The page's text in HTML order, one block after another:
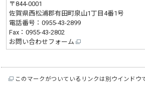
〒844-0001
佐賀県西松浦郡有田町泉山1丁目4番1号
電話番号：0955-43-2899
Fax：0955-43-2802
お問い合わせフォーム
このマークがついているリンクは別ウインドウ